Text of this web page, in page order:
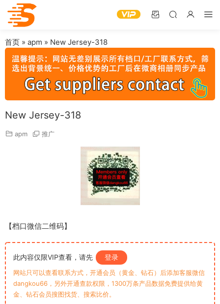
首页 » apm » New Jersey-318
New Jersey-318
apm 推广
【档口微信二维码】
此内容仅限VIP查看，请先 登录
网站只可以查看联系方式，开通会员（黄金、钻石）后添加客服微信
dangkou66，另外开通查款权限，1300万条产品数据免费提供给黄
金、钻石会员搜图找货、搜索比价。